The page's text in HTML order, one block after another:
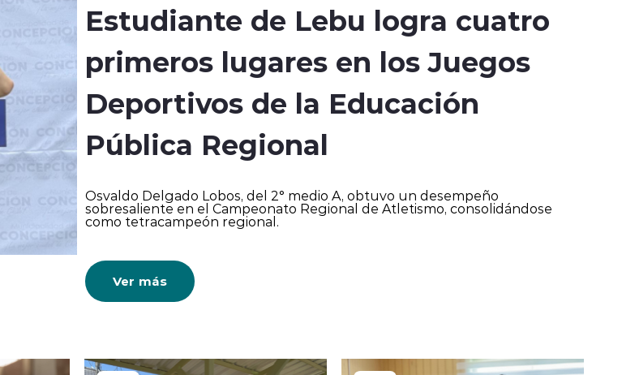
Estudiante de Lebu logra cuatro
primeros lugares en los Juegos
Deportivos de la Educación
Pública Regional
Osvaldo Delgado Lobos, del 2° medio A, obtuvo un desempeño
sobresaliente en el Campeonato Regional de Atletismo, consolidándose
como tetracampeón regional.
Ver más